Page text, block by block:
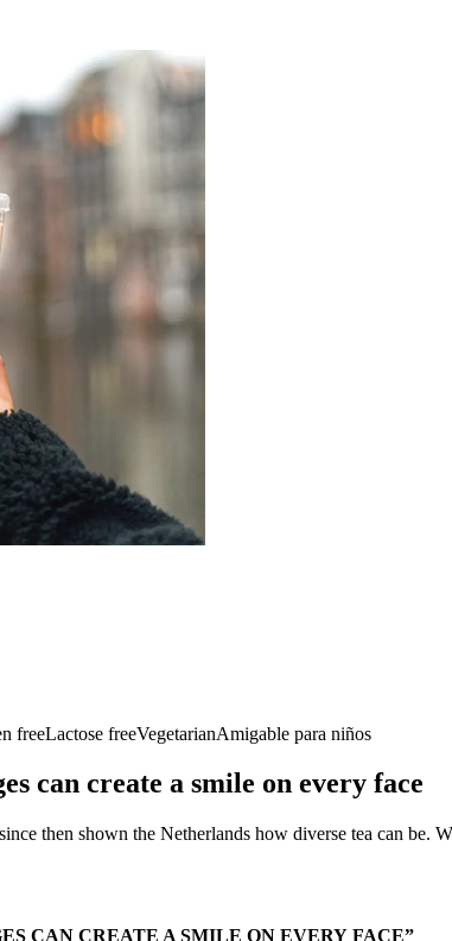
freeLactose freeVegetarianAmigable para niños
can create a smile on every face
then shown the Netherlands how diverse tea can be.
CAN CREATE A SMILE ON EVERY FACE”